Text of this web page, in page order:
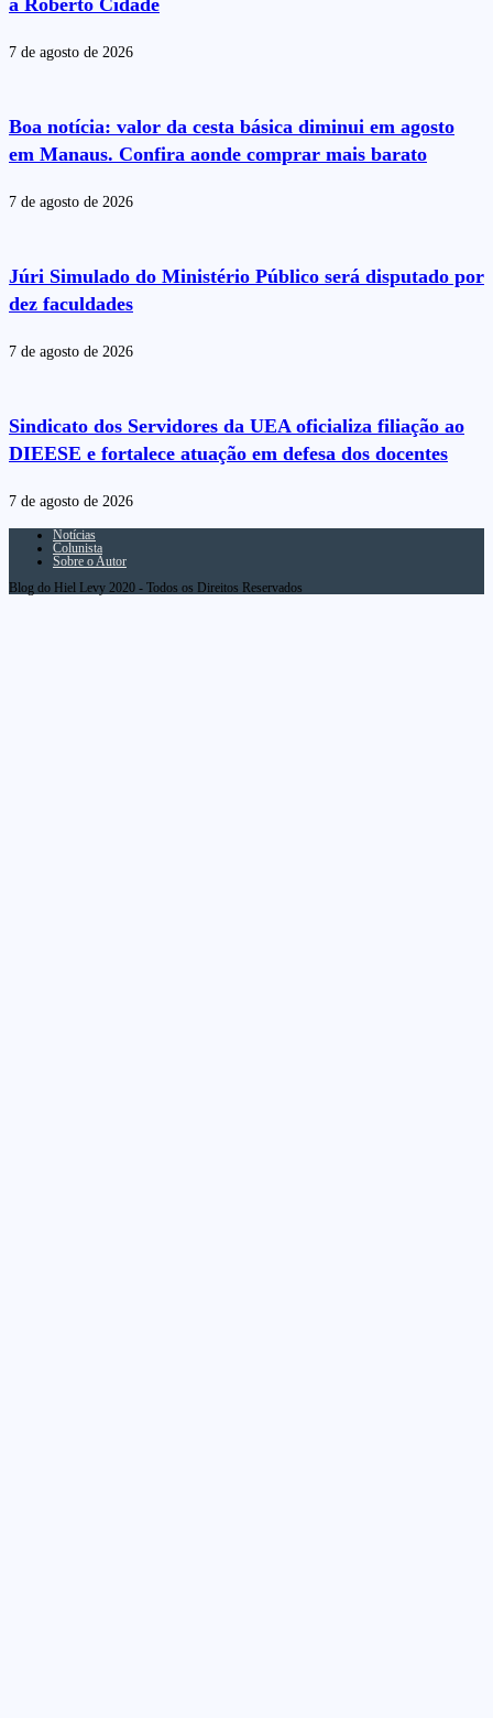
a Roberto Cidade
7 de agosto de 2026
Boa notícia: valor da cesta básica diminui em agosto
em Manaus. Confira aonde comprar mais barato
7 de agosto de 2026
Júri Simulado do Ministério Público será disputado por
dez faculdades
7 de agosto de 2026
Sindicato dos Servidores da UEA oficializa filiação ao
DIEESE e fortalece atuação em defesa dos docentes
7 de agosto de 2026
Notícias
Colunista
Sobre o Autor
Blog do Hiel Levy 2020 - Todos os Direitos Reservados